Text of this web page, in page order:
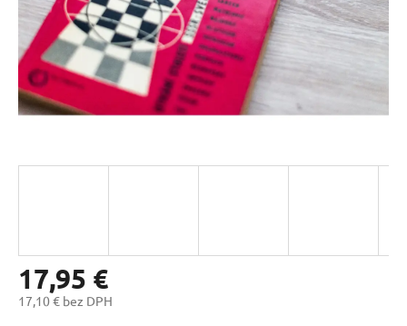
17,95 €
17,10 € bez DPH